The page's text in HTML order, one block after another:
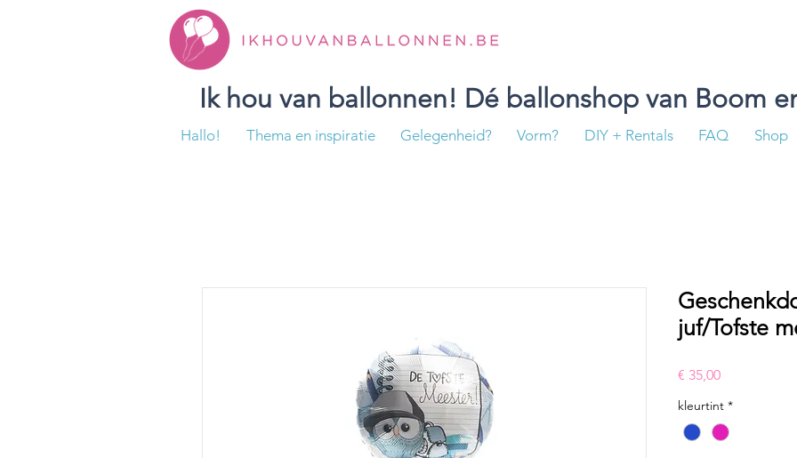
Ik hou van ballonnen! Dé ballonshop van Boom
Hallo! Thema en inspiratie Gelegenheid? Vorm? DIY + Rentals FAQ Shop
juf/Tofste
€ 35,00Prijs
kleurtint *